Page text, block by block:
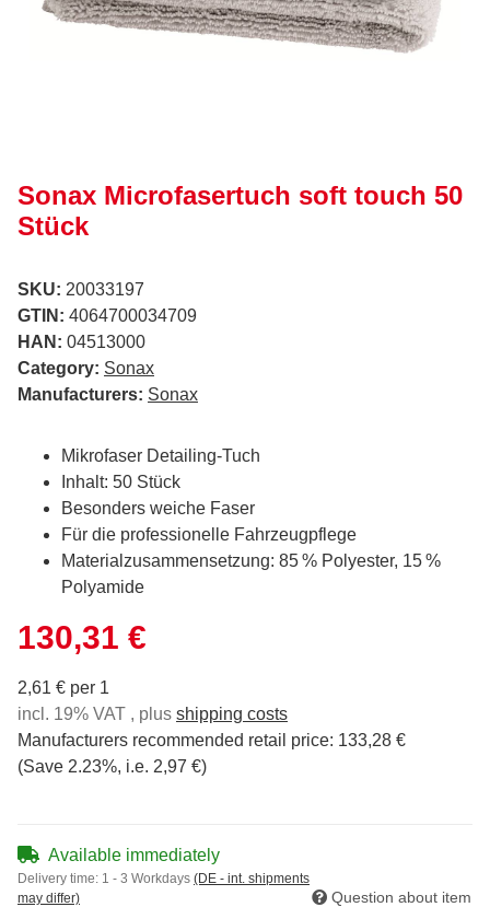
Sonax Microfasertuch soft touch 50
Stück
SKU: 20033197
GTIN: 4064700034709
HAN: 04513000
Category: Sonax
Manufacturers: Sonax
Mikrofaser Detailing-Tuch
Inhalt: 50 Stück
Besonders weiche Faser
Für die professionelle Fahrzeugpflege
Materialzusammensetzung: 85 % Polyester, 15 %
Polyamide
130,31 €
2,61 € per 1
incl. 19% VAT , plus shipping costs
Manufacturers recommended retail price: 133,28 €
(Save 2.23%, i.e. 2,97 €)
Available immediately
Delivery time: 1 - 3 Workdays (DE - int. shipments
may differ)
Question about item